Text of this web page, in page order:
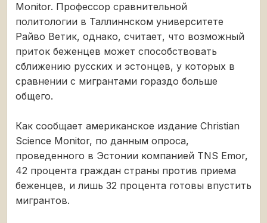
Monitor. Профессор сравнительной
политологии в Таллиннском университете
Райво Ветик, однако, считает, что возможный
приток беженцев может способствовать
сближению русских и эстонцев, у которых в
сравнении с мигрантами гораздо больше
общего.
Как сообщает американское издание Christian
Science Monitor, по данным опроса,
проведенного в Эстонии компанией TNS Emor,
42 процента граждан страны против приема
беженцев, и лишь 32 процента готовы впустить
мигрантов.